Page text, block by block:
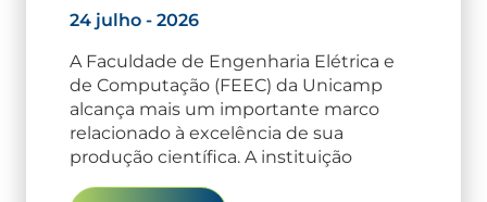
24 julho - 2026
A Faculdade de Engenharia Elétrica e
de Computação (FEEC) da Unicamp
alcança mais um importante marco
relacionado à excelência de sua
produção científica. A instituição